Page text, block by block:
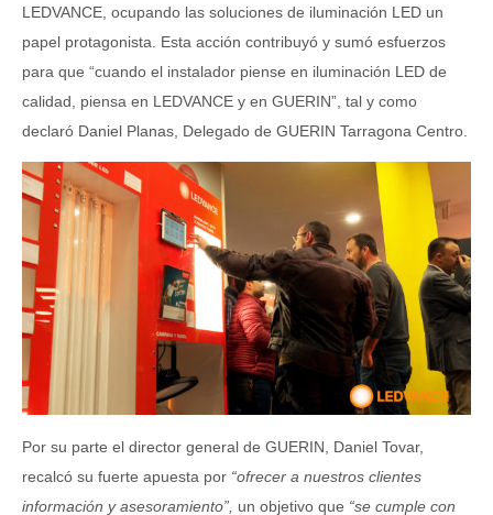
LEDVANCE, ocupando las soluciones de iluminación LED un
papel protagonista. Esta acción contribuyó y sumó esfuerzos
para que “cuando el instalador piense en iluminación LED de
calidad, piensa en LEDVANCE y en GUERIN”, tal y como
declaró Daniel Planas, Delegado de GUERIN Tarragona Centro.
Por su parte el director general de GUERIN, Daniel Tovar,
recalcó su fuerte apuesta por “ofrecer a nuestros clientes
información y asesoramiento”, un objetivo que “se cumple con